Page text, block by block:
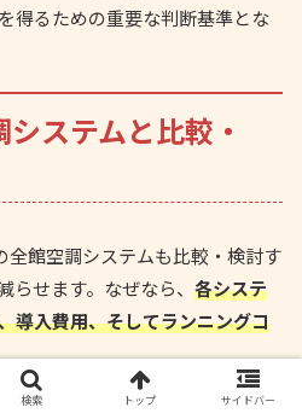
得るための重要な判断基準とな
ステムと比較・
全館空調システムも比較・検討す
せます。なぜなら、 各システ
導入費用、そしてランニングコ
そして住環境に合った最適なシ
検索 トップ サイドバー